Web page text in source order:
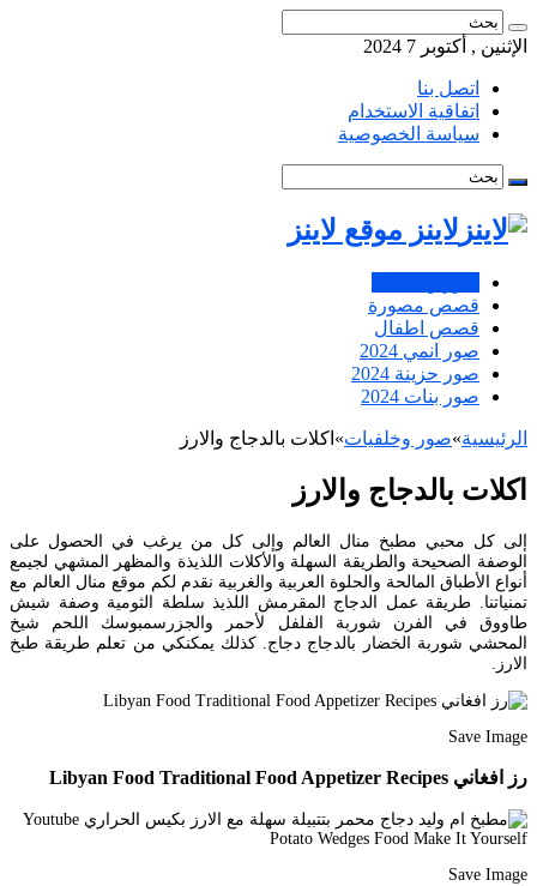
الإثنين , أكتوبر 7 2024
اتصل بنا
اتفاقية الاستخدام
سياسة الخصوصية
لاينز موقع لاينز
قصص مصورة
قصص اطفال
صور انمي 2024
صور حزينة 2024
صور بنات 2024
الرئيسية»صور وخلفيات» اكلات بالدجاج والارز
اكلات بالدجاج والارز
إلى كل محبي مطبخ منال العالم وإلى كل من يرغب في الحصول على
الوصفة الصحيحة والطريقة السهلة والأكلات اللذيذة والمظهر المشهي لجيمع
أنواع الأطباق المالحة والحلوة العربية والغربية نقدم لكم موقع منال العالم مع
تمنياتنا. طريقة عمل الدجاج المقرمش اللذيذ سلطة الثومية وصفة شيش
طاووق في الفرن شوربة الفلفل لأحمر والجزرسمبوسك اللحم شيخ
المحشي شوربة الخضار بالدجاج دجاج. كذلك يمكنكي من تعلم طريقة طبخ
الارز.
Save Image
رز افغاني Libyan Food Traditional Food Appetizer Recipes
Save Image